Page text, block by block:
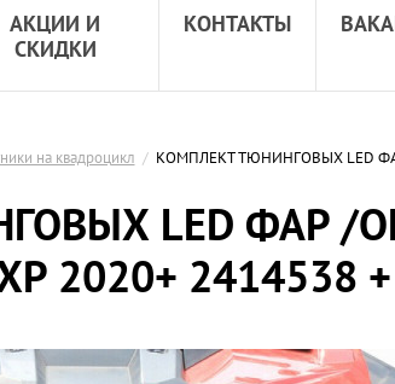
АКЦИИ И
СКИДКИ
КОНТАКТЫ
на квадроцикл / КОМПЛЕКТ ТЮНИНГОВЫХ LED
LED ФАР /
XP 2020+ 2414538